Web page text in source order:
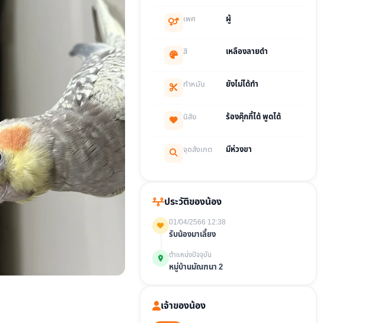
เพศ ผู้
สี เหลืองลายดำ
ทำหมัน ยังไม่ได้ทำ
นิสัย ร้องคุ๊กกี้ได้ พูดได้
จุดสังเกต มีห่วงขา
ประวัติของน้อง
01/04/2566 12:38
รับน้องมาเลี้ยง
ตำแหน่งปัจจุบัน
หมู่บ้านมัณฑนา 2
เจ้าของน้อง